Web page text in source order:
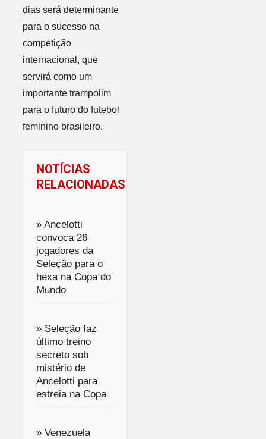
dias será determinante
para o sucesso na
competição
internacional, que
servirá como um
importante trampolim
para o futuro do futebol
feminino brasileiro.
NOTÍCIAS
RELACIONADAS
» Ancelotti
convoca 26
jogadores da
Seleção para o
hexa na Copa do
Mundo
» Seleção faz
último treino
secreto sob
mistério de
Ancelotti para
estreia na Copa
» Venezuela